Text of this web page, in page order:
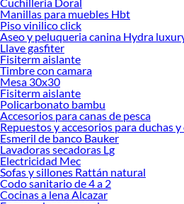
Manillas para muebles Hbt
Piso vinilico click
Aseo y peluqueria canina Hydra
Llave gasfiter
Fisiterm aislante
Timbre con camara
Mesa 30x30
Fisiterm aislante
Policarbonato bambu
Accesorios para canas de pesca
Repuestos y accesorios para duchas y
Esmeril de banco Bauker
Lavadoras secadoras Lg
Electricidad Mec
Sofas y sillones Rattán natural
Codo sanitario de 4 a 2
Cocinas a lena Alcazar